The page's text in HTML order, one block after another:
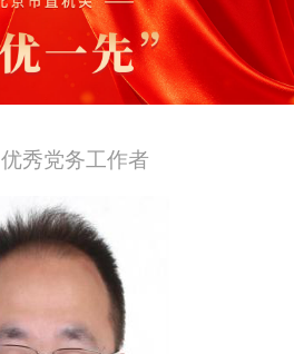
优秀党务工作者